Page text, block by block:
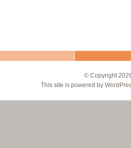
© Copyright
This site is powered by